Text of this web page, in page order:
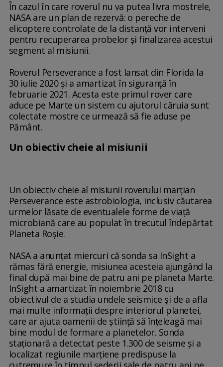
În cazul în care roverul nu va putea livra mostrele,
NASA are un plan de rezervă: o pereche de
elicoptere controlate de la distanţă vor interveni
pentru recuperarea probelor şi finalizarea acestui
segment al misiunii.
Roverul Perseverance a fost lansat din Florida la
30 iulie 2020 şi a amartizat în siguranţă în
februarie 2021. Acesta este primul rover care
aduce pe Marte un sistem cu ajutorul căruia sunt
colectate mostre ce urmează să fie aduse pe
Pământ.
Un obiectiv cheie al misiunii
Un obiectiv cheie al misiunii roverului marţian
Perseverance este astrobiologia, inclusiv căutarea
urmelor lăsate de eventualele forme de viaţă
microbiană care au populat în trecutul îndepărtat
Planeta Roşie.
NASA a anunţat miercuri că sonda sa InSight a
rămas fără energie, misiunea acesteia ajungând la
final după mai bine de patru ani pe planeta Marte.
InSight a amartizat în noiembrie 2018 cu
obiectivul de a studia undele seismice şi de a afla
mai multe informaţii despre interiorul planetei,
care ar ajuta oamenii de ştiinţă să înţeleagă mai
bine modul de formare a planetelor. Sonda
staţionară a detectat peste 1.300 de seisme şi a
localizat regiunile marţiene predispuse la